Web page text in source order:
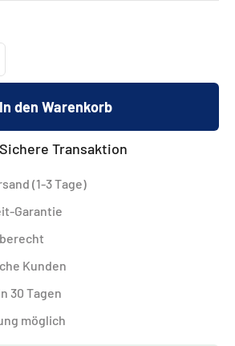
In den Warenkorb
Sichere Transaktion
(1-3 Tage)
Garantie
Kunden
30 Tagen
möglich